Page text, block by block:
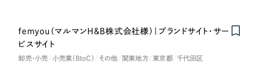
カイゼンDX支援
Pace ／クラウド型工数管理ツール
人材紹介・派遣
Nominee
femyou（マルマンH＆B株式会社様）｜ブランドサイト・サー
ビスサイト
卸売・小売 小売業（BtoC） その他 関東地方 東京都 千代田区